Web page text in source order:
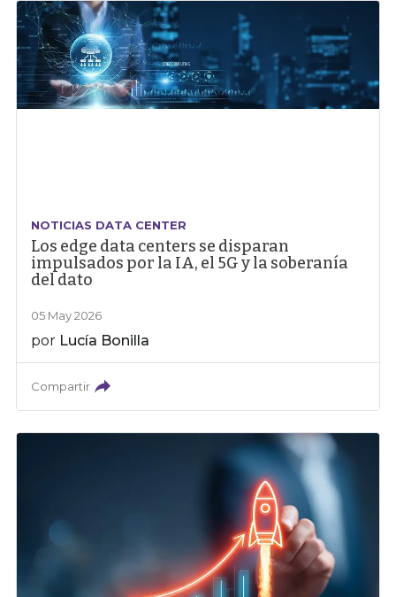
NOTICIAS DATA CENTER
Los edge data centers se disparan
impulsados por la IA, el 5G y la soberanía
del dato
05 May 2026
por Lucía Bonilla
Compartir